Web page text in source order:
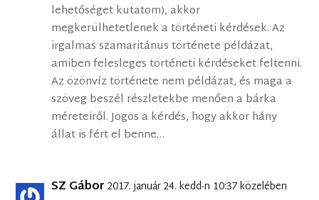
lehetőséget kutatom), akkor
megkerülhetetlenek a történeti kérdések. Az
irgalmas szamaritánus története példázat,
amiben felesleges történeti kérdéseket feltenni.
Az özönvíz története nem példázat, és maga a
szöveg beszél részletekbe menően a bárka
méreteiről. Jogos a kérdés, hogy akkor hány
állat is fért el benne…
SZ Gábor 2017. január 24. kedd-n 10:37 közelében